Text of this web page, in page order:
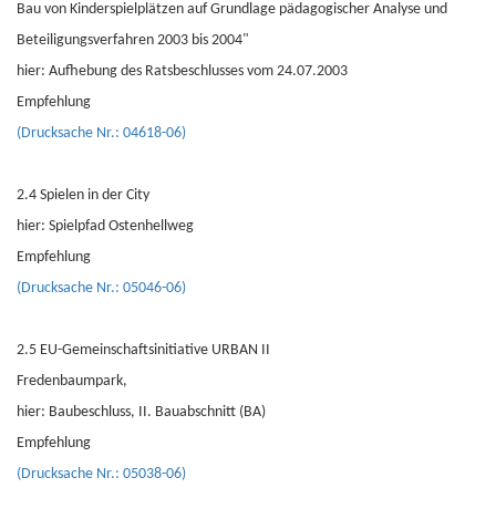
Bau von Kinderspielplätzen auf Grundlage pädagogischer Analyse und
Beteiligungsverfahren 2003 bis 2004"
hier: Aufhebung des Ratsbeschlusses vom 24.07.2003
Empfehlung
(Drucksache Nr.: 04618-06)
2.4 Spielen in der City
hier: Spielpfad Ostenhellweg
Empfehlung
(Drucksache Nr.: 05046-06)
2.5 EU-Gemeinschaftsinitiative URBAN II
Fredenbaumpark,
hier: Baubeschluss, II. Bauabschnitt (BA)
Empfehlung
(Drucksache Nr.: 05038-06)